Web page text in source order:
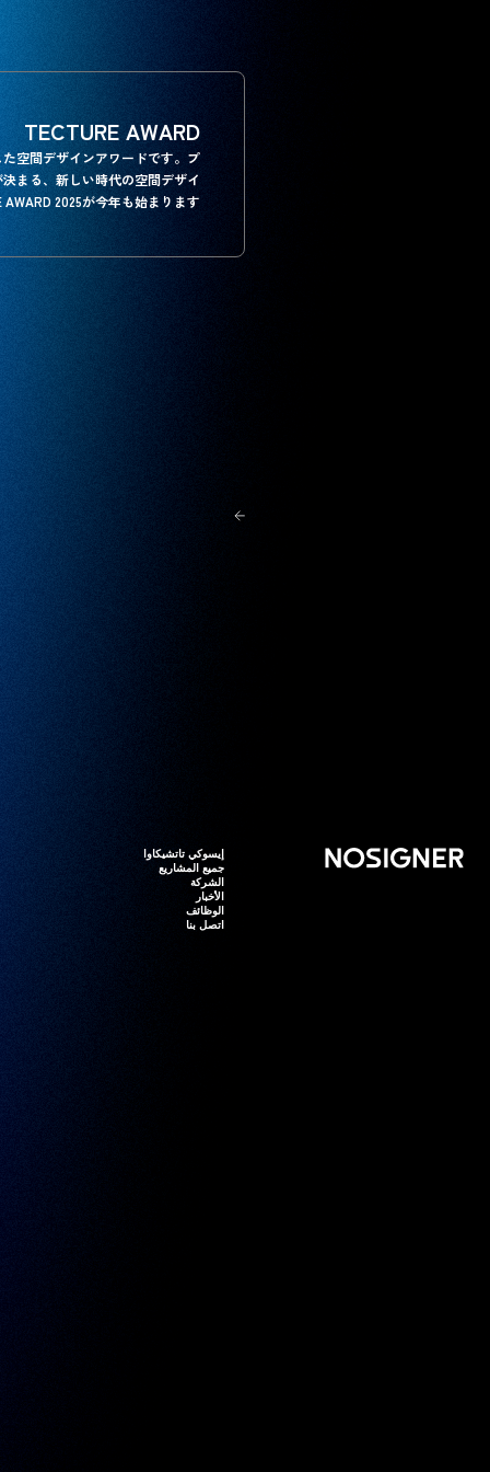
TECTURE AWARD
空間デザインアワードです。プ
まる、新しい時代の空間デザイ
2025が今年も始まります。
الرئيسية إيسوكي تاتشيكاوا
إيسوكي تاتشيكاوا
جميع المشاريع
جميع المشاريع
الشركة
الشركة
الأخبار
الأخبار
الوظائف
الوظائف
اتصل بنا
اتصل بنا